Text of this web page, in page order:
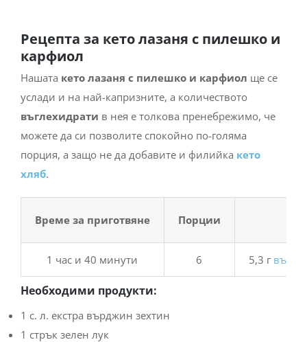
Рецепта за кето лазаня с пилешко и
карфиол
Нашата кето лазаня с пилешко и карфиол ще се
услади и на най-капризните, а количеството
въглехидрати в нея е толкова пренебрежимо, че
можете да си позволите спокойно по-голяма
порция, а защо не да добавите и филийка кето
хляб.
Време за приготвяне Порции
1 час и 40 минути 6 5,3 г
Необходими продукти:
1 с. л. екстра върджин зехтин
1 стрък зелен лук